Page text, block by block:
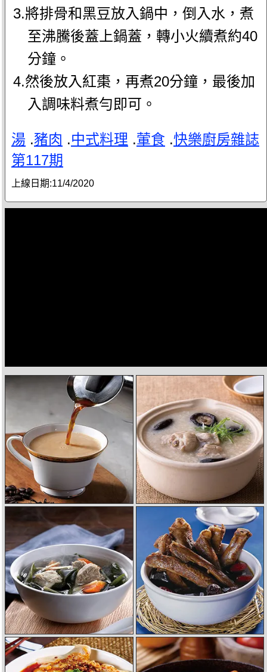
3.將排骨和黑豆放入鍋中，倒入水，煮
至沸騰後蓋上鍋蓋，轉小火續煮約40
分鐘。
4.然後放入紅棗，再煮20分鐘，最後加
入調味料煮勻即可。
湯 .豬肉 .中式料理 .葷食 .快樂廚房雜誌
第117期
上線日期:11/4/2020